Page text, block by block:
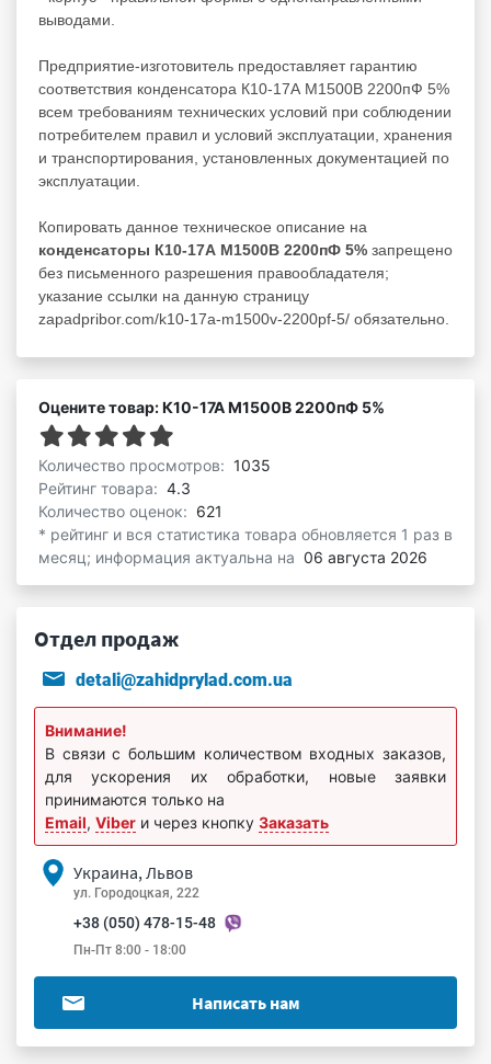
выводами.
Предприятие-изготовитель предоставляет гарантию
соответствия конденсатора К10-17А М1500В 2200пФ 5%
всем требованиям технических условий при соблюдении
потребителем правил и условий эксплуатации, хранения
и транспортирования, установленных документацией по
эксплуатации.
Копировать данное техническое описание на
конденсаторы К10-17А М1500В 2200пФ 5% запрещено
без письменного разрешения правообладателя;
указание ссылки на данную страницу
zapadpribor.com/k10-17a-m1500v-2200pf-5/ обязательно.
Оцените товар: К10-17А М1500В 2200пФ 5%
Количество просмотров: 1035
Рейтинг товара: 4.3
Количество оценок: 621
* рейтинг и вся статистика товара обновляется 1 раз в
месяц; информация актуальна на 06 августа 2026
Отдел продаж
detali@zahidprylad.com.ua
Внимание!
В связи с большим количеством входных заказов,
для ускорения их обработки, новые заявки
принимаются только на
Email, Viber и через кнопку Заказать
Украина, Львов
ул. Городоцкая, 222
+38 (050) 478-15-48
Пн-Пт 8:00 - 18:00
Написать нам